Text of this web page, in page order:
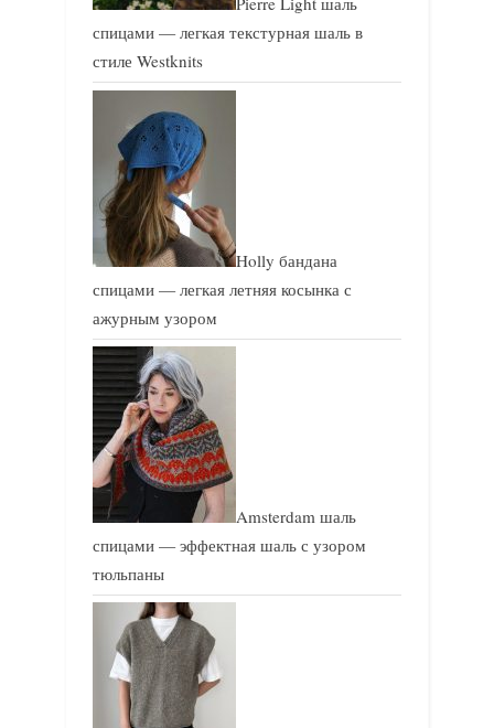
спицами — легкая текстурная шаль в
стиле Westknits
Holly бандана
спицами — легкая летняя косынка с
ажурным узором
Amsterdam шаль
спицами — эффектная шаль с узором
тюльпаны